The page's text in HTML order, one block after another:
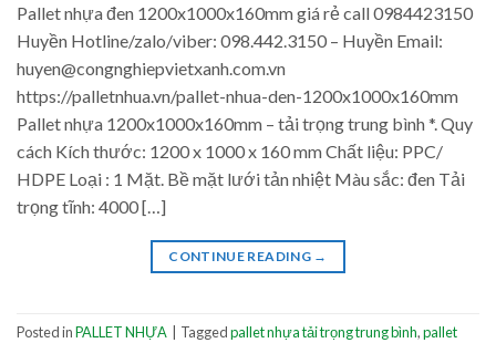
Pallet nhựa đen 1200x1000x160mm giá rẻ call 0984423150
Huyền Hotline/zalo/viber: 098.442.3150 – Huyền Email:
huyen@congnghiepvietxanh.com.vn
https://palletnhua.vn/pallet-nhua-den-1200x1000x160mm
Pallet nhựa 1200x1000x160mm – tải trọng trung bình *. Quy
cách Kích thước: 1200 x 1000 x 160 mm Chất liệu: PPC/
HDPE Loại : 1 Mặt. Bề mặt lưới tản nhiệt Màu sắc: đen Tải
trọng tĩnh: 4000 […]
CONTINUE READING →
Posted inPALLET NHỰA Taggedpallet nhựa tải trọng trung bình,pallet